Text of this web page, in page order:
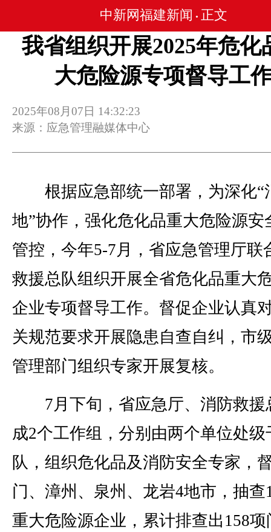
中新网福建新闻 • 正文
我省组织开展2025年危化
大危险源专项督导工
2025年08月07日 14:32:23
来源：应急管理融媒体中心
根据应急部统一部署，为深化“
地”协作，强化危化品重大危险源安
管控，今年5-7月，省应急管理厅联
救援总队组织开展全省危化品重大
企业专项督导工作。督促企业认真
关规范要求开展隐患自查自纠，市
管理部门组织专家开展复核。
7月下旬，省应急厅、消防救援
成2个工作组，分别由两个单位处级
队，组织危化品及消防安全专家，
门、漳州、泉州、龙岩4地市，抽查
重大危险源企业，累计排查出158项